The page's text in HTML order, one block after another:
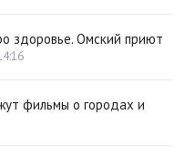
здоровье. Омский приют
фильмы о городах и